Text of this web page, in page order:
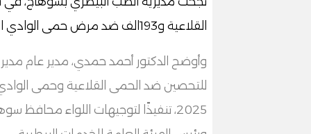
القلاعية و193الف ضد مرض حمى الوادي المتصدع بالإضافة إلى العترة SAT1.
وأوضح الدكتور أحمد حمدي، مدير عام
2025، تنفيذًا لتوجيهات اللواء محافظ